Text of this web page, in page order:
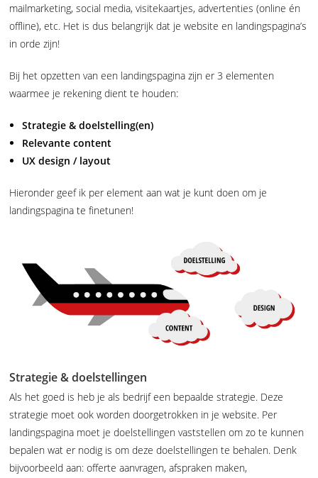
mailmarketing, social media, visitekaartjes, advertenties (online én
offline), etc. Het is dus belangrijk dat je website en landingspagina’s
in orde zijn!
Bij het opzetten van een landingspagina zijn er 3 elementen
waarmee je rekening dient te houden:
Strategie & doelstelling(en)
Relevante content
UX design / layout
Hieronder geef ik per element aan wat je kunt doen om je
landingspagina te finetunen!
Strategie & doelstellingen
Als het goed is heb je als bedrijf een bepaalde strategie. Deze
strategie moet ook worden doorgetrokken in je website. Per
landingspagina moet je doelstellingen vaststellen om zo te kunnen
bepalen wat er nodig is om deze doelstellingen te behalen. Denk
bijvoorbeeld aan: offerte aanvragen, afspraken maken,